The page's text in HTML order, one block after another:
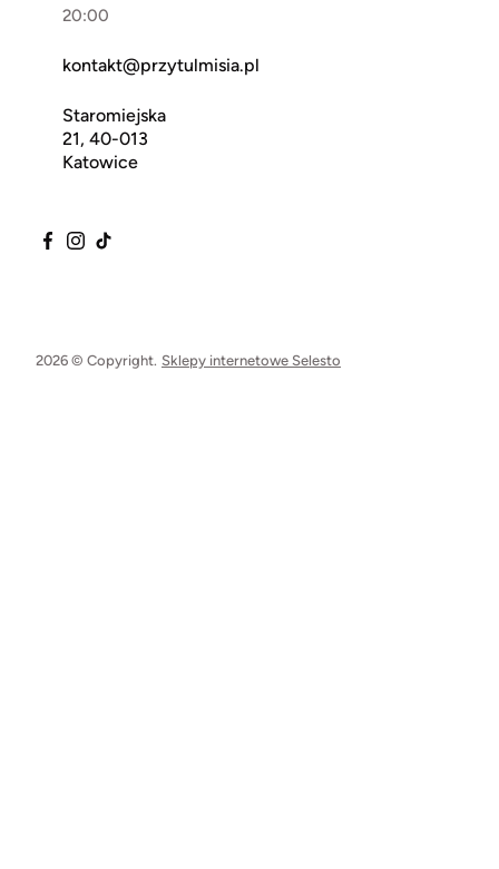
20:00
kontakt@przytulmisia.pl
Staromiejska
21, 40-013
Katowice
2026 © Copyright. Sklepy internetowe Selesto